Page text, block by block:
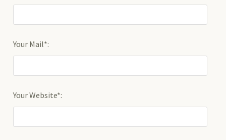
Your Mail*:
Your Website*: